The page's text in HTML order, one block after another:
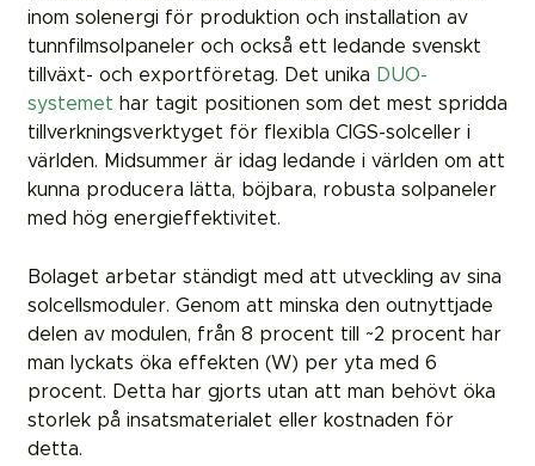
inom solenergi för produktion och installation av
tunnfilmsolpaneler och också ett ledande svenskt
tillväxt- och exportföretag. Det unika DUO-
systemet har tagit positionen som det mest spridda
tillverkningsverktyget för flexibla CIGS-solceller i
världen. Midsummer är idag ledande i världen om att
kunna producera lätta, böjbara, robusta solpaneler
med hög energieffektivitet.
Bolaget arbetar ständigt med att utveckling av sina
solcellsmoduler. Genom att minska den outnyttjade
delen av modulen, från 8 procent till ~2 procent har
man lyckats öka effekten (W) per yta med 6
procent. Detta har gjorts utan att man behövt öka
storlek på insatsmaterialet eller kostnaden för
detta.